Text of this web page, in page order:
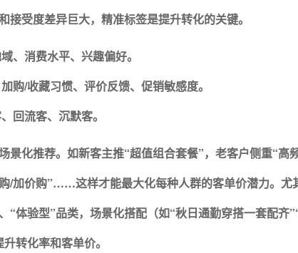
接受度差异巨大，精准标签是提升转化的关键。
、消费水平、兴趣偏好。
购/收藏习惯、评价反馈、促销敏感度。
回流客、沉默客。
景化推荐。 如新客主推“超值组合套餐”，老客户侧重“高
/加价购”……这样才能最大化每种人群的客单价潜力。尤
“体验型”品类，场景化搭配（如“秋日通勤穿搭一套配齐
转化率和客单价。